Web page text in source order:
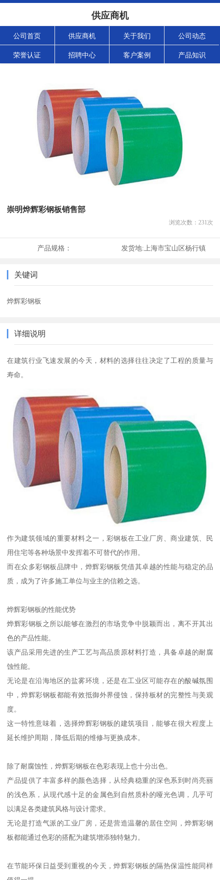
供应商机
公司首页 供应商机 关于我们 公司动态
荣誉认证 招聘中心 客户案例 产品知识
崇明烨辉彩钢板销售部
浏览次数： 231次
产品规格： 发货地: 上海市宝山区杨行镇
关键词
烨辉彩钢板
详细说明
在建筑行业飞速发展的今天，材料的选择往往决定了工程的质量与
寿命。
作为建筑领域的重要材料之一，彩钢板在工业厂房、商业建筑、民
用住宅等各种场景中发挥着不可替代的作用。
而在众多彩钢板品牌中，烨辉彩钢板凭借其卓越的性能与稳定的品
质，成为了许多施工单位与业主的信赖之选。
烨辉彩钢板的性能优势
烨辉彩钢板之所以能够在激烈的市场竞争中脱颖而出，离不开其出
色的产品性能。
该产品采用先进的生产工艺与高品质原材料打造，具备卓越的耐腐
蚀性能。
无论是在沿海地区的盐雾环境，还是在工业区可能存在的酸碱氛围
中，烨辉彩钢板都能有效抵御外界侵蚀，保持板材的完整性与美观
度。
这一特性意味着，选择烨辉彩钢板的建筑项目，能够在很大程度上
延长维护周期，降低后期的维修与更换成本。
除了耐腐蚀性，烨辉彩钢板在色彩表现上也十分出色。
产品提供了丰富多样的颜色选择，从经典稳重的深色系到时尚亮丽
的浅色系，从现代感十足的金属色到自然质朴的哑光色调，几乎可
以满足各类建筑风格与设计需求。
无论是打造气派的工业厂房，还是营造温馨的居住空间，烨辉彩钢
板都能通过色彩的搭配为建筑增添独特魅力。
在节能环保日益受到重视的今天，烨辉彩钢板的隔热保温性能同样